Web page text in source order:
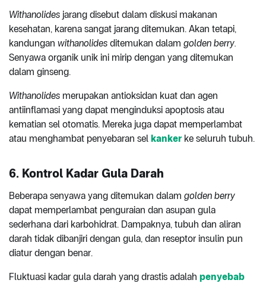
Withanolides jarang disebut dalam diskusi makanan
kesehatan, karena sangat jarang ditemukan. Akan tetapi,
kandungan withanolides ditemukan dalam golden berry.
Senyawa organik unik ini mirip dengan yang ditemukan
dalam ginseng.
Withanolides merupakan antioksidan kuat dan agen
antiinflamasi yang dapat menginduksi apoptosis atau
kematian sel otomatis. Mereka juga dapat memperlambat
atau menghambat penyebaran sel kanker ke seluruh tubuh.
6. Kontrol Kadar Gula Darah
Beberapa senyawa yang ditemukan dalam golden berry
dapat memperlambat penguraian dan asupan gula
sederhana dari karbohidrat. Dampaknya, tubuh dan aliran
darah tidak dibanjiri dengan gula, dan reseptor insulin pun
diatur dengan benar.
Fluktuasi kadar gula darah yang drastis adalah penyebab